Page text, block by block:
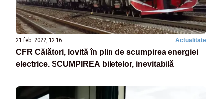
21 feb. 2022, 12:16 Actualitate
CFR Călători, lovită în plin de scumpirea energiei
electrice. SCUMPIREA biletelor, inevitabilă